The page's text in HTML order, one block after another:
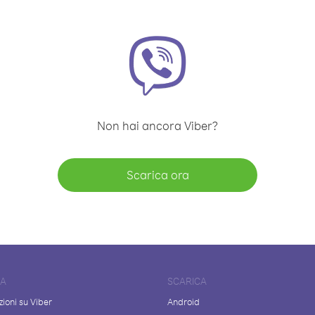
Non hai ancora Viber?
Scarica ora
su Viber
SCARICA
Android